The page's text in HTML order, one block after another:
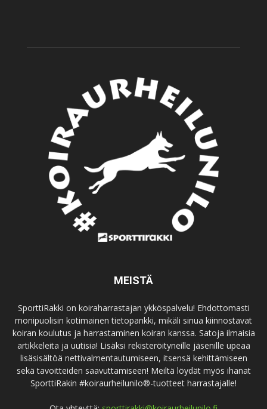
MEISTÄ
SporttiRakki on koiraharrastajan ykköspalvelu! Ehdottomasti
monipuolisin kotimainen tietopankki, mikäli sinua kiinnostavat
koiran koulutus ja harrastaminen koiran kanssa. Satoja ilmaisia
artikkeleita ja uutisia! Lisäksi rekisteröityneille jäsenille upeaa
lisäsisältöä nettivalmentautumiseen, itsensä kehittämiseen
sekä tavoitteiden saavuttamiseen! Meiltä löydät myös ihanat
SporttiRakin #koiraurheilunilo®-tuotteet harrastajalle!